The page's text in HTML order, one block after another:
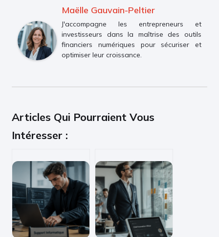
Maëlle Gauvain-Peltier
J'accompagne les entrepreneurs et
investisseurs dans la maîtrise des outils
financiers numériques pour sécuriser et
optimiser leur croissance.
Articles Qui Pourraient Vous
Intéresser :